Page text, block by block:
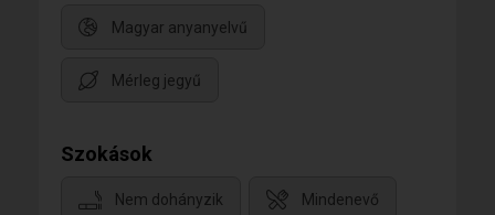
Magyar anyanyelvű
Mérleg jegyű
Szokások
Nem dohányzik Mindenevő